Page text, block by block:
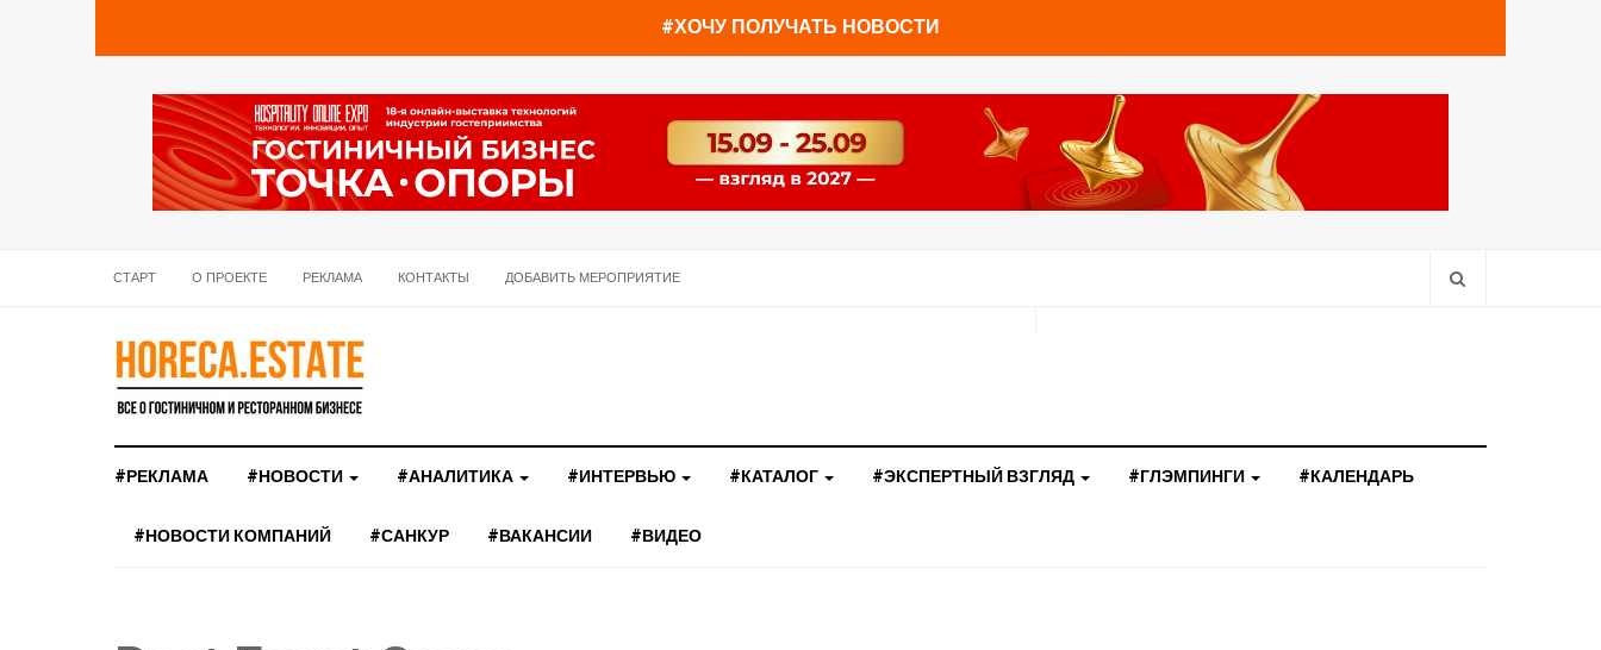
#ХОЧУ ПОЛУЧАТЬ НОВОСТИ
СТАРТ О ПРОЕКТЕ РЕКЛАМА КОНТАКТЫ ДОБАВИТЬ МЕРОПРИЯТИЕ
#РЕКЛАМА #НОВОСТИ #АНАЛИТИКА #ИНТЕРВЬЮ #КАТАЛОГ #ЭКСПЕРТНЫЙ ВЗГЛЯД #ГЛЭМПИНГИ #КАЛЕНДАРЬ
#НОВОСТИ КОМПАНИЙ #САНКУР #ВАКАНСИИ #ВИДЕО